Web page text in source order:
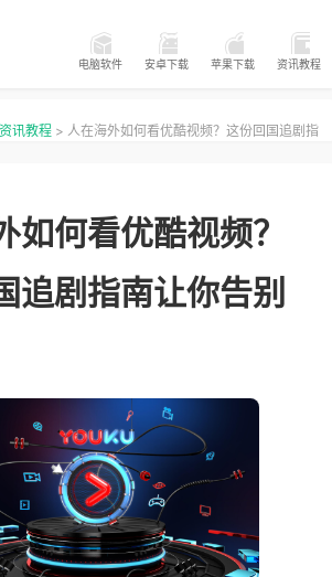
电脑软件 安卓下载 苹果下载 资讯教程
资讯教程 > 人在海外如何看优酷视频？这份回国追剧指
如何看优酷视频？
追剧指南让你告别